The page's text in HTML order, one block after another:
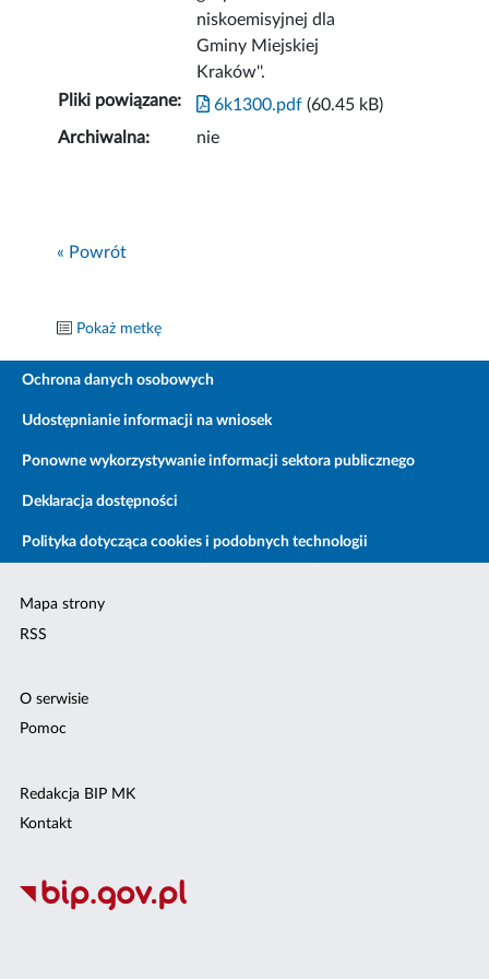
niskoemisyjnej dla
Gminy Miejskiej
Kraków''.
Pliki powiązane:
6k1300.pdf (60.45 kB)
Archiwalna:
nie
« Powrót
Pokaż metkę
Ochrona danych osobowych
Udostępnianie informacji na wniosek
Ponowne wykorzystywanie informacji sektora publicznego
Deklaracja dostępności
Polityka dotycząca cookies i podobnych technologii
Mapa strony
RSS
O serwisie
Pomoc
Redakcja BIP MK
Kontakt